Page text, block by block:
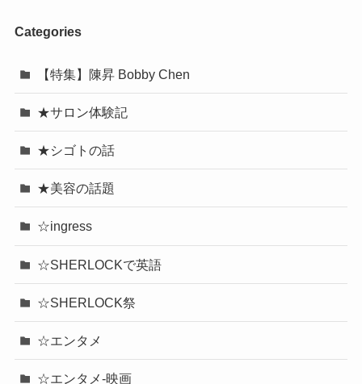
Categories
【特集】陳昇 Bobby Chen
★サロン体験記
★シゴトの話
★美容の話題
☆ingress
☆SHERLOCKで英語
☆SHERLOCK祭
☆エンタメ
☆エンタメ-映画